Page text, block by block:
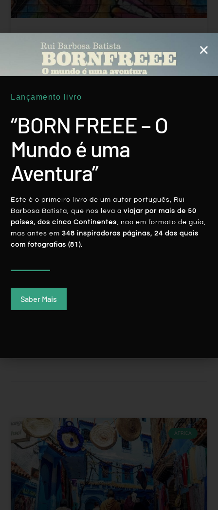
ÁFRICA Do SUL: Soweto, A Reinvenção
Do Símbolo Da Luta Anti-Apartheid
Rui Batista 14 Fevereiro, 2020
Table Mountain, A Imponente ‘marca’ Da
Cidade Do Cabo
ÁFRICA
Lançamento livro
“BORN FREEE – O
Mundo é uma
Aventura”
Este é o primeiro livro de um autor português, Rui
Barbosa Batista, que nos leva aviajar por mais de 50
países, dos cinco Continentes, não em formato de guia,
mas antes em348 inspiradoras páginas, 24 das quais
com fotografias (81).
Saber Mais